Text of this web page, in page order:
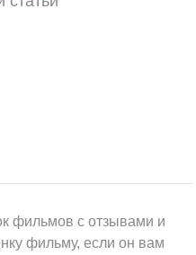
фильмов с отзывами и
фильму, если он вам